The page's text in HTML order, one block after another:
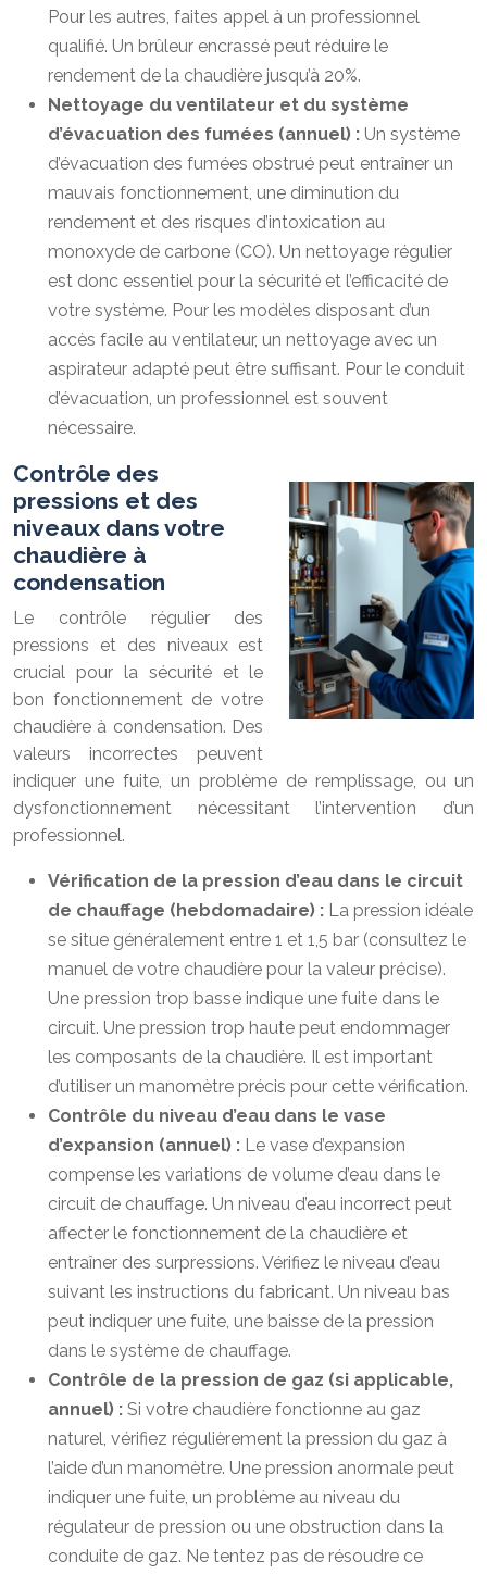
Pour les autres, faites appel à un professionnel
qualifié. Un brûleur encrassé peut réduire le
rendement de la chaudière jusqu’à 20%.
Nettoyage du ventilateur et du système
d’évacuation des fumées (annuel) : Un système
d’évacuation des fumées obstrué peut entraîner un
mauvais fonctionnement, une diminution du
rendement et des risques d’intoxication au
monoxyde de carbone (CO). Un nettoyage régulier
est donc essentiel pour la sécurité et l’efficacité de
votre système. Pour les modèles disposant d’un
accès facile au ventilateur, un nettoyage avec un
aspirateur adapté peut être suffisant. Pour le conduit
d’évacuation, un professionnel est souvent
nécessaire.
Contrôle des
pressions et des
niveaux dans votre
chaudière à
condensation
Le contrôle régulier des
pressions et des niveaux est
crucial pour la sécurité et le
bon fonctionnement de votre
chaudière à condensation. Des
valeurs incorrectes peuvent
indiquer une fuite, un problème de remplissage, ou un
dysfonctionnement nécessitant l’intervention d’un
professionnel.
Vérification de la pression d’eau dans le circuit
de chauffage (hebdomadaire) : La pression idéale
se situe généralement entre 1 et 1,5 bar (consultez le
manuel de votre chaudière pour la valeur précise).
Une pression trop basse indique une fuite dans le
circuit. Une pression trop haute peut endommager
les composants de la chaudière. Il est important
d’utiliser un manomètre précis pour cette vérification.
Contrôle du niveau d’eau dans le vase
d’expansion (annuel) : Le vase d’expansion
compense les variations de volume d’eau dans le
circuit de chauffage. Un niveau d’eau incorrect peut
affecter le fonctionnement de la chaudière et
entraîner des surpressions. Vérifiez le niveau d’eau
suivant les instructions du fabricant. Un niveau bas
peut indiquer une fuite, une baisse de la pression
dans le système de chauffage.
Contrôle de la pression de gaz (si applicable,
annuel) : Si votre chaudière fonctionne au gaz
naturel, vérifiez régulièrement la pression du gaz à
l’aide d’un manomètre. Une pression anormale peut
indiquer une fuite, un problème au niveau du
régulateur de pression ou une obstruction dans la
conduite de gaz. Ne tentez pas de résoudre ce